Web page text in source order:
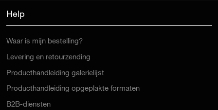
Help
Waar is mijn bestelling?
Levering en retourzending
Producthandleiding galerielijst
Producthandleiding opgeplakte formaten
B2B-diensten